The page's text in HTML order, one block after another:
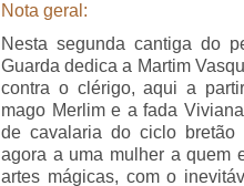
Nota geral:
Nesta segunda cantiga do
Guarda dedica a Martim
contra o clérigo, aqui a
mago Merlim e a fada
de cavalaria do ciclo bretão
agora a uma mulher a quem
artes mágicas, com o